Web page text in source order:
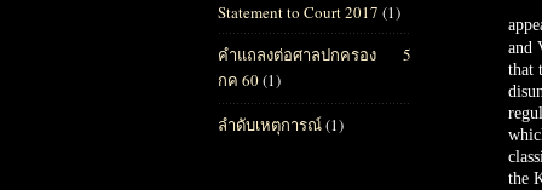
Statement to Court 2017 (1)
คำแถลงต่อศาลปกครอง 5
กค 60(1)
ลำดับเหตุการณ์(1)
and
that
the